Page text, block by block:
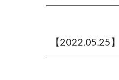
【2022.05.25